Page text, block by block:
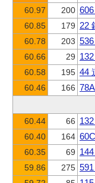
60.97
200
60.85
179 22
60.78
203
60.66
29
60.58
195 44
60.46
166
60.44 66
60.40
164
60.35
69
59.86
275